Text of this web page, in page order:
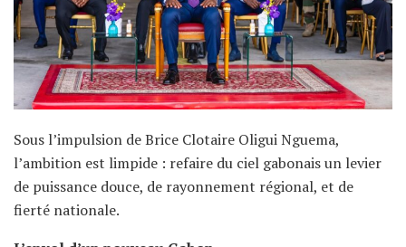
Sous l’impulsion de Brice Clotaire Oligui Nguema,
l’ambition est limpide : refaire du ciel gabonais un levier
de puissance douce, de rayonnement régional, et de
fierté nationale.